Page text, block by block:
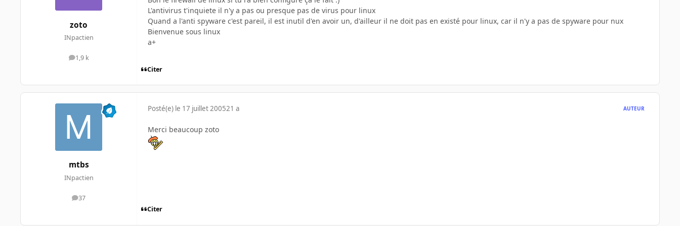
zoto
INpactien
1,9 k
messages
L'antivirus t'inquiete il n'y a pas ou presque pas de virus pour linux
Quand a l'anti spyware c'est pareil, il est inutil d'en avoir un, d'ailleur il ne doit pas en existé pour linux, car il n'y a pas de spyware pour nux
Bienvenue sous linux
a+
Citer
mtbs
INpactien
37
messages
Posté(e) le 17 juillet 200521 a AUTEUR
Merci beaucoup zoto
Citer